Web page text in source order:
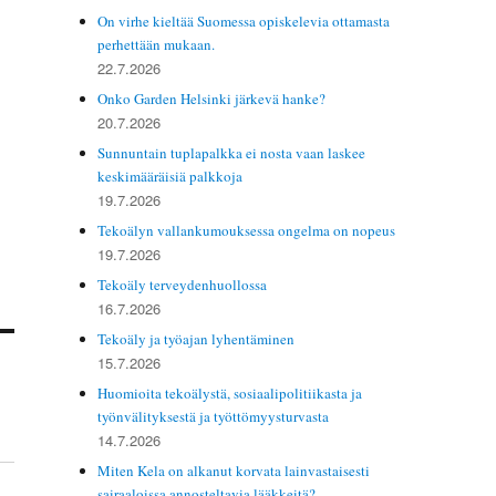
On virhe kieltää Suomessa opiskelevia ottamasta
perhettään mukaan.
22.7.2026
Onko Garden Helsinki järkevä hanke?
20.7.2026
Sunnuntain tuplapalkka ei nosta vaan laskee
keskimääräisiä palkkoja
19.7.2026
Tekoälyn vallankumouksessa ongelma on nopeus
19.7.2026
Tekoäly terveydenhuollossa
16.7.2026
Tekoäly ja työajan lyhentäminen
15.7.2026
Huomioita tekoälystä, sosiaalipolitiikasta ja
työnvälityksestä ja työttömyysturvasta
14.7.2026
Miten Kela on alkanut korvata lainvastaisesti